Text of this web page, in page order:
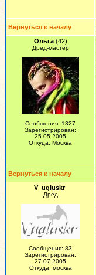
Вернуться к началу
Ольга(42)
Дред-мастер
Сообщения: 1327
Зарегистрирован:
25.05.2005
Откуда: Москва
Вернуться к началу
V_ugluskr
Дред
Сообщения: 83
Зарегистрирован:
27.07.2005
Откуда: москва